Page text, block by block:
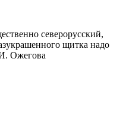
северорусский,
щитка надо
Ожегова